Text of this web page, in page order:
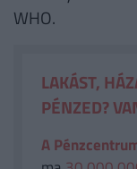
WHO.
LAKÁST,
PÉNZED?
A